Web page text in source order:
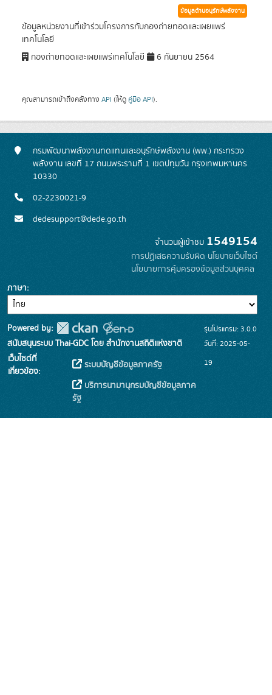
ข้อมูลด้านอนุรักษ์พลังงาน
ข้อมูลหน่วยงานที่เข้าร่วมโครงการกับกองถ่ายทอดและเผยแพร่
เทคโนโลยี
กองถ่ายทอดและเผยแพร่เทคโนโลยี
6 กันยายน 2564
คุณสามารถเข้าถึงคลังทาง API (ให้ดู คู่มือ API).
กรมพัฒนาพลังงานทดแทนและอนุรักษ์พลังงาน (พพ.) กระทรวง
พลังงาน เลขที่ 17 ถนนพระรามที่ 1 เขตปทุมวัน กรุงเทพมหานคร
10330
02-2230021-9
dedesupport@dede.go.th
จำนวนผู้เข้าชม 1549154
การปฏิเสธความรับผิด นโยบายเว็บไซต์
นโยบายการคุ้มครองข้อมูลส่วนบุคคล
ภาษา
Powered by:
สนับสนุนระบบ Thai-GDC โดย สำนักงานสถิติแห่งชาติ
เว็บไซต์ที่
เกี่ยวข้อง:
ระบบบัญชีข้อมูลภาครัฐ
บริการนามานุกรมบัญชีข้อมูลภาค
รัฐ
รุ่นโปรแกรม: 3.0.0
วันที่: 2025-05-
19